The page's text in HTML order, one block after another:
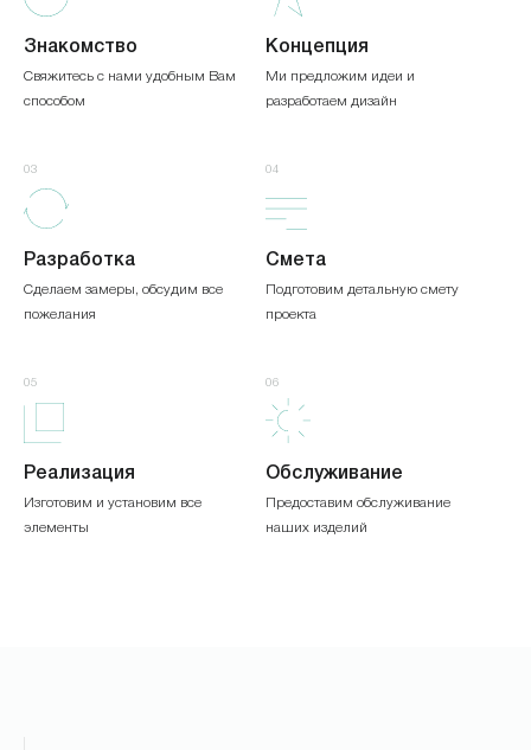
Знакомство
Свяжитесь с нами удобным Вам
способом
Концепция
Ми предложим идеи и
разработаем дизайн
03
Разработка
Сделаем замеры, обсудим все
пожелания
04
Смета
Подготовим детальную смету
проекта
05
Реализация
Изготовим и установим все
элементы
06
Обслуживание
Предоставим обслуживание
наших изделий
НАДІСЛАТИ